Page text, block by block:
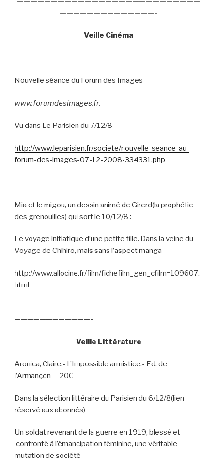
——————————————-
Veille Cinéma
Nouvelle séance du Forum des Images
www.forumdesimages.fr.
Vu dans Le Parisien du 7/12/8
http://www.leparisien.fr/societe/nouvelle-seance-au-
forum-des-images-07-12-2008-334331.php
Mia et le migou, un dessin animé de Girerd(la prophétie
des grenouilles) qui sort le 10/12/8 :
Le voyage initiatique d’une petite fille. Dans la veine du
Voyage de Chihiro, mais sans l’aspect manga
http://www.allocine.fr/film/fichefilm_gen_cfilm=109607.
html
—————————————————————————————
————————————-
Veille Littérature
Aronica, Claire.- L’Impossible armistice.- Ed. de
l’Armançon
20€
Dans la sélection littéraire du Parisien du 6/12/8(lien
réservé aux abonnés)
Un soldat revenant de la guerre en 1919, blessé et
confronté à l’émancipation féminine, une véritable
mutation de société